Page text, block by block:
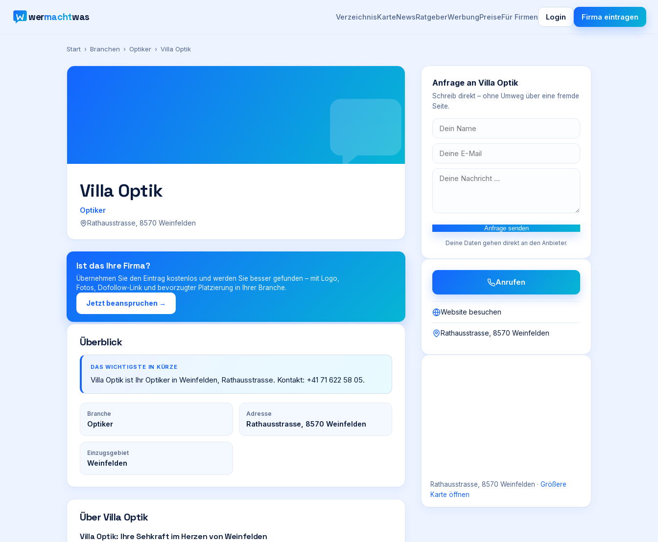
wermachtwas VerzeichnisKarteNewsRatgeberWerbungPreiseFür Firmen Login Firma eintragen
Start › Branchen › Optiker › Villa Optik
Villa Optik
Optiker
Rathausstrasse, 8570 Weinfelden
Ist das Ihre Firma?
Übernehmen Sie den Eintrag kostenlos und werden Sie besser gefunden – mit Logo,
Fotos, Dofollow-Link und bevorzugter Platzierung in Ihrer Branche.
Jetzt beanspruchen →
Überblick
DAS WICHTIGSTE IN KÜRZE
Villa Optik ist Ihr Optiker in Weinfelden, Rathausstrasse. Kontakt: +41 71 622 58 05.
Branche
Optiker
Adresse
Rathausstrasse, 8570 Weinfelden
Einzugsgebiet
Weinfelden
ÜberVilla Optik
Villa Optik: Ihre Sehkraft im Herzen von Weinfelden
Anfrage an Villa Optik
Schreib direkt – ohne Umweg über eine fremde
Seite.
Anfrage senden
Deine Daten gehen direkt an den Anbieter.
Anrufen
Website besuchen
Rathausstrasse, 8570 Weinfelden
Rathausstrasse, 8570 Weinfelden · Größere
Karte öffnen